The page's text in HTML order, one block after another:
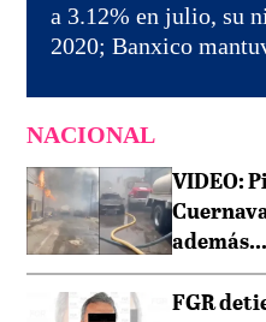
a 3.12% en julio, su
2020; Banxico
NACIONAL
VIDEO:
además...
FGR